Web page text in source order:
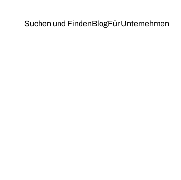
Suchen und FindenBlogFür Unternehmen